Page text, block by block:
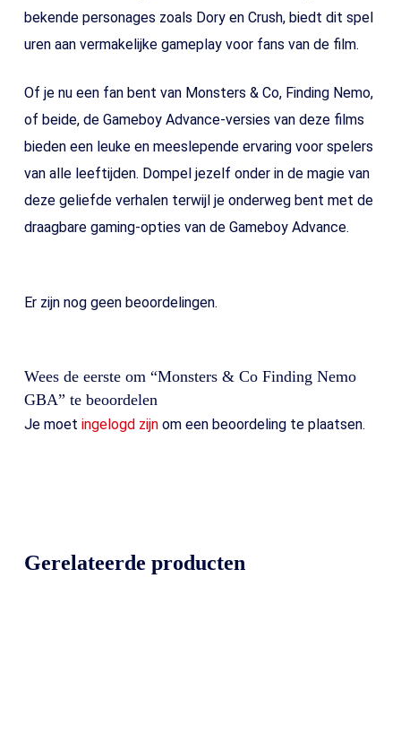
bekende personages zoals Dory en Crush, biedt dit spel
uren aan vermakelijke gameplay voor fans van de film.
Of je nu een fan bent van Monsters & Co, Finding Nemo,
of beide, de Gameboy Advance-versies van deze films
bieden een leuke en meeslepende ervaring voor spelers
van alle leeftijden. Dompel jezelf onder in de magie van
deze geliefde verhalen terwijl je onderweg bent met de
draagbare gaming-opties van de Gameboy Advance.
Er zijn nog geen beoordelingen.
Wees de eerste om “Monsters & Co Finding Nemo
GBA” te beoordelen
Je moet ingelogd zijnom een beoordeling te plaatsen.
Gerelateerde producten